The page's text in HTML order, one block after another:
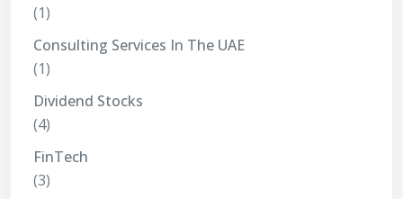
(1)
Consulting Services In The UAE
(1)
Dividend Stocks
(4)
FinTech
(3)